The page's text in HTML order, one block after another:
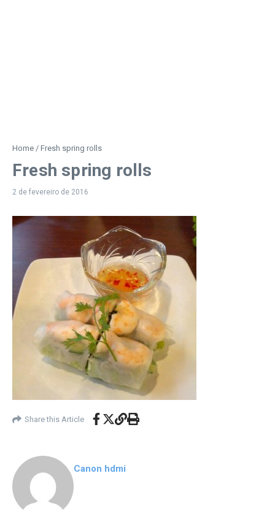
Home / Fresh spring rolls
Fresh spring rolls
2 de fevereiro de 2016
Share this Article
Canon hdmi